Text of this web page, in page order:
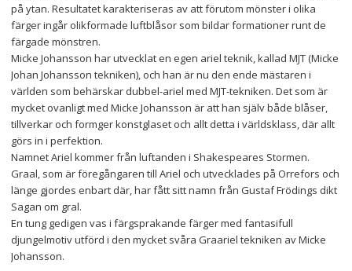
på ytan. Resultatet karakteriseras av att förutom mönster i olika
färger ingår olikformade luftblåsor som bildar formationer runt de
färgade mönstren.
Micke Johansson har utvecklat en egen ariel teknik, kallad MJT (Micke
Johan Johansson tekniken), och han är nu den ende mästaren i
världen som behärskar dubbel-ariel med MJT-tekniken. Det som är
mycket ovanligt med Micke Johansson är att han själv både blåser,
tillverkar och formger konstglaset och allt detta i världsklass, där allt
görs in i perfektion.
Namnet Ariel kommer från luftanden i Shakespeares Stormen.
Graal, som är föregångaren till Ariel och utvecklades på Orrefors och
länge gjordes enbart där, har fått sitt namn från Gustaf Frödings dikt
Sagan om gral.
En tung gedigen vas i färgsprakande färger med fantasifull
djungelmotiv utförd i den mycket svåra Graariel tekniken av Micke
Johansson.